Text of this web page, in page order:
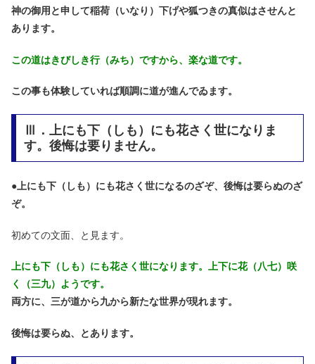
神の御用と申して稲荷（いなり）下げや狐つきの真似はさせんと
あります。
この道はきびしき行（みち）ですから、楽な道です。
この事も体験していれば順調に道が進んでゐます。
Ⅲ．上にも下（しも）にも花さく世になりま
す。後悔は要りません。
●上にも下（しも）にも花さく世になるのざぞ、後悔は要らぬのざ
ぞ。
初めての文面、と見ます。
上にも下（しも）にも花さく世になります。上下に花（八七）咲
く（三九）ようです。
両方に、三が道から九から新たな世界が現れます。
後悔は要らぬ、とあります。